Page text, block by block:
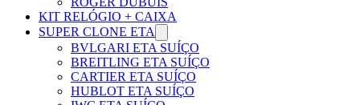
KIT RELÓGIO + CAIXA
SUPER CLONE ETA
BVLGARI ETA SUÍÇO
BREITLING ETA SUÍÇO
CARTIER ETA SUÍÇO
HUBLOT ETA SUÍÇO